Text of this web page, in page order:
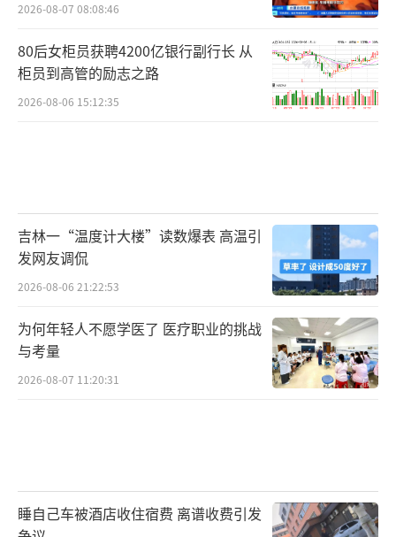
2026-08-07 08:08:46
80后女柜员获聘4200亿银行副行长 从
柜员到高管的励志之路
2026-08-06 15:12:35
吉林一“温度计大楼”读数爆表 高温引
发网友调侃
2026-08-06 21:22:53
为何年轻人不愿学医了 医疗职业的挑战
与考量
2026-08-07 11:20:31
睡自己车被酒店收住宿费 离谱收费引发